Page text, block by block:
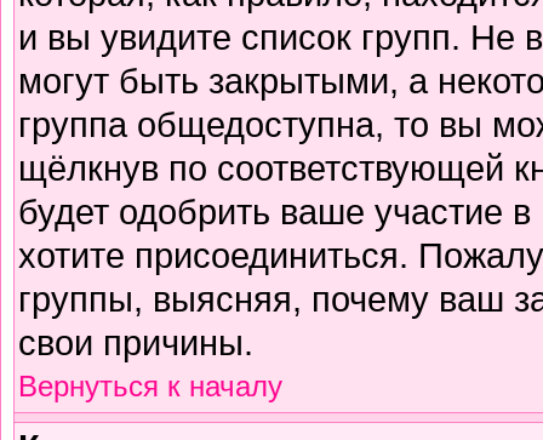
и вы увидите список групп. Не
могут быть закрытыми, а
группа общедоступна, то вы
щёлкнув по соответствующей
будет одобрить ваше участие
хотите присоединиться.
группы, выясняя, почему ваш
свои причины.
Вернуться к началу